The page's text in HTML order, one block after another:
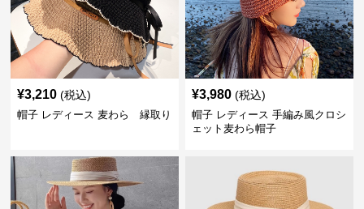
¥3,210 (税込)
帽子 レディース 麦わら 縁取り
¥3,980 (税込)
帽子 レディース 手編み風クロシ
ェット麦わら帽子